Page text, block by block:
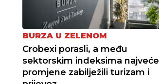
BURZA U ZELENOM
Crobexi porasli, a među
sektorskim indeksima najveće
promjene zabilježili turizam i